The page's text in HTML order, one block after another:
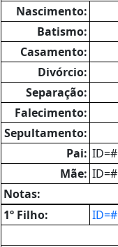
Nascimento:
Batismo:
Casamento:
Divórcio:
Separação:
Falecimento:
Sepultamento:
Pai: ID=#
Mãe: ID=#
Notas:
1º Filho:
ID=#